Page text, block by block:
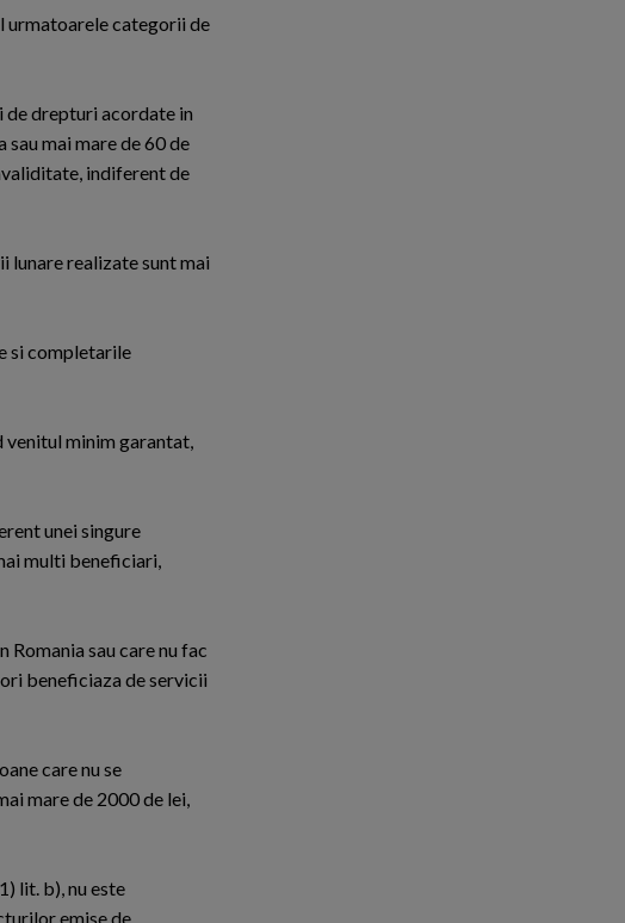
urmatoarele categorii de
de drepturi acordate in
mai mare de 60 de
indiferent de
lunare realizate sunt mai
si completarile
minim garantat,
unei singure
multi beneficiari,
sau care nu fac
beneficiaza de servicii
care nu se
mare de 2000 de lei,
lit. b), nu este
emise de